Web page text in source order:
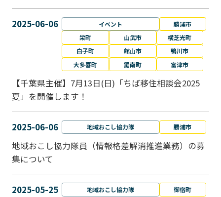
2025-06-06 イベント
勝浦市
栄町
山武市
横芝光町
白子町
館山市
鴨川市
大多喜町
鋸南町 富津市
【千葉県主催】7月13日(日)「ちば移住相談会2025
夏」を開催します！
2025-06-06 地域おこし協力隊 勝浦市
地域おこし協力隊員（情報格差解消推進業務）の募
集について
2025-05-25 地域おこし協力隊 御宿町